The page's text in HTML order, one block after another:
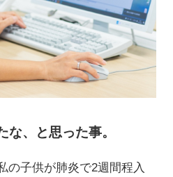
な、と思った事。
の子供が肺炎で2週間程入